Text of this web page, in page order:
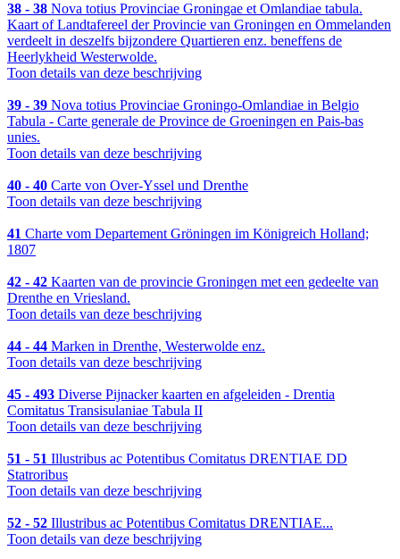
38 - 38 Nova totius Provinciae Groningae et Omlandiae tabula.
Kaart of Landtafereel der Provincie van Groningen en Ommelanden
verdeelt in deszelfs bijzondere Quartieren enz. beneffens de
Heerlykheid Westerwolde.
Toon details van deze beschrijving
39 - 39 Nova totius Provinciae Groningo-Omlandiae in Belgio
Tabula - Carte generale de Province de Groeningen en Pais-bas
unies.
Toon details van deze beschrijving
40 - 40 Carte von Over-Yssel und Drenthe
Toon details van deze beschrijving
41 Charte vom Departement Gröningen im Königreich Holland;
1807
42 - 42 Kaarten van de provincie Groningen met een gedeelte van
Drenthe en Vriesland.
Toon details van deze beschrijving
44 - 44 Marken in Drenthe, Westerwolde enz.
Toon details van deze beschrijving
45 - 493 Diverse Pijnacker kaarten en afgeleiden - Drentia
Comitatus Transisulaniae Tabula II
Toon details van deze beschrijving
51 - 51 Illustribus ac Potentibus Comitatus DRENTIAE DD
Statroribus
Toon details van deze beschrijving
52 - 52 Illustribus ac Potentibus Comitatus DRENTIAE...
Toon details van deze beschrijving